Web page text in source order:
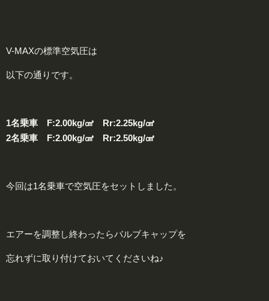
V-MAXの標準空気圧は
以下の通りです。
1名乗車 F:2.00kg/㎤ Rr:2.25kg/㎤
2名乗車 F:2.00kg/㎤ Rr:2.50kg/㎤
今回は1名乗車で空気圧をセットしました。
エアーを調整し終わったらバルブキャップを
忘れずに取り付けておいてくださいね♪